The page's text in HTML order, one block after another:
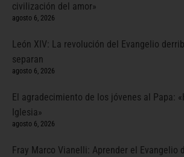
civilización del amor»
agosto 6, 2026
León XIV: La revolución del Evangelio
separan
agosto 6, 2026
El agradecimiento de los jóvenes al Papa:
Iglesia»
agosto 6, 2026
Fray Marco Vianelli: Aprender el Evangelio